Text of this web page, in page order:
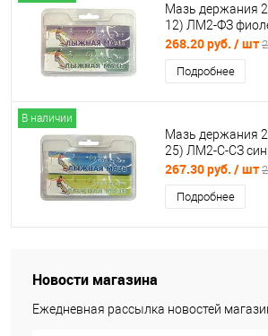
Мазь держания
12) ЛМ2-ФЗ
268.20 руб. / шт
Подробнее
В наличии
Мазь держания
25) ЛМ2-С-СЗ
267.30 руб. / шт
Подробнее
Новости магазина
Ежедневная рассылка новостей